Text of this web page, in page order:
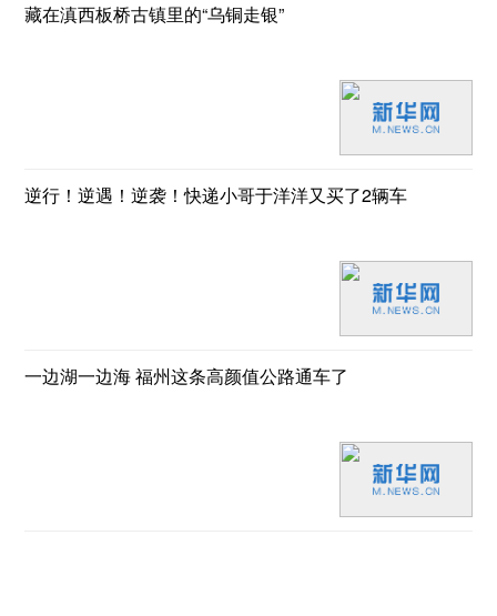
藏在滇西板桥古镇里的“乌铜走银”
逆行！逆遇！逆袭！快递小哥于洋洋又买了2辆车
一边湖一边海 福州这条高颜值公路通车了